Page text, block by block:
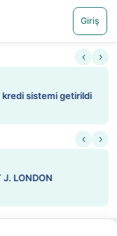
Giriş
‹ ›
kredi sistemi getirildi
‹ ›
J. LONDON